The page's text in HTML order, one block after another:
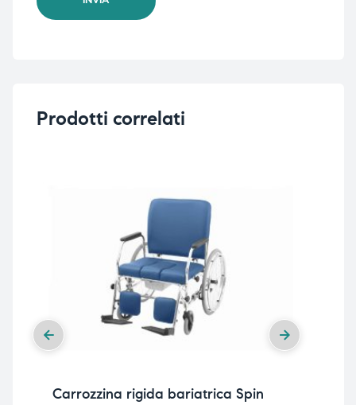
Prodotti correlati
Carrozzina rigida bariatrica Spin